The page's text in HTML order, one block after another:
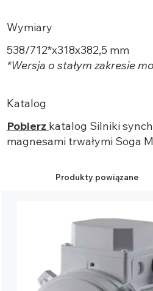
Wymiary
538/712*x318x382,5 mm
*Wersja o stałym zakresie
Katalog
Pobierz katalog Silniki
magnesami trwałymi Soga
Produkty powiązane